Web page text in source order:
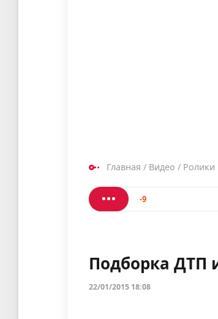
Главная / Видео / Ролики
-9
Подборка ДТП
22/01/2015 18:08